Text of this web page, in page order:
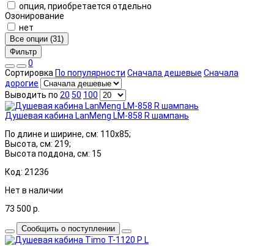
опция, приобретается отдельно
Озонирование
нет
Все опции (31)
Фильтр
0
Сортировка По популярности Сначала дешевые Сначала
дорогие
Выводить по 20 50 100
Душевая кабина LanMeng LM-858 R шампань
По длине и ширине, см: 110x85;
Высота, см: 219;
Высота поддона, см: 15
Код: 21236
Нет в наличии
73 500 р.
Сообщить о поступлении